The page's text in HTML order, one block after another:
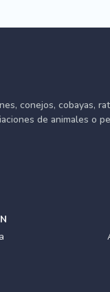
conejos, cobayas,
de animales o